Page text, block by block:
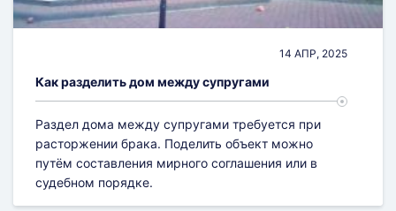
14 АПР, 2025
Как разделить дом между супругами
Раздел дома между супругами требуется при
расторжении брака. Поделить объект можно
путём составления мирного соглашения или в
судебном порядке.